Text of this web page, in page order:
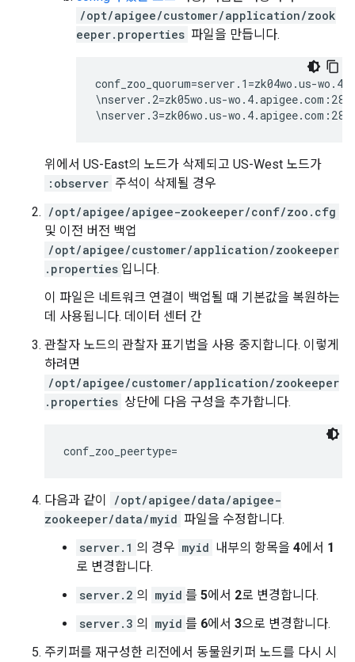
/opt/apigee/customer/application/zook
eeper.properties 파일을 만듭니다.
conf_zoo_quorum=server.1=zk04wo.us-
\nserver.2=zk05wo.us-
\nserver.3=zk06wo.us-
위에서 US-East의 노드가 삭제되고 US-West 노드가
:observer 주석이 삭제될 경우
/opt/apigee/apigee-zookeeper/conf/zoo.cfg
및 이전 버전 백업
/opt/apigee/customer/application/zookeeper
.properties 입니다.
이 파일은 네트워크 연결이 백업될 때 기본값을 복원하는
데 사용됩니다. 데이터 센터 간
관찰자 노드의 관찰자 표기법을 사용 중지합니다. 이렇게
하려면
/opt/apigee/customer/application/zookeeper
.properties 상단에 다음 구성을 추가합니다.
conf_zoo_peertype=
다음과 같이
/opt/apigee/data/apigee-
zookeeper/data/myid 파일을 수정합니다.
server.1 의 경우 myid 내부의 항목을 4에서 1
로 변경합니다.
server.2 의 myid 를 5에서 2로 변경합니다.
server.3 의 myid 를 6에서 3으로 변경합니다.
주키퍼를 재구성한 리전에서 동물원키퍼 노드를 다시 시